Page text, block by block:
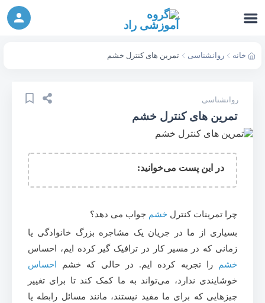
شرکت در ورکشاپ آنلاین
خانه روانشناسی تمرین های کنترل خشم
روانشناسی
تمرین های کنترل خشم
در این پست می‌خوانید:
چرا تمرینات کنترل خشم جواب می دهد؟
بسیاری از ما در جریان یک مشاجره بزرگ خانوادگی یا
زمانی که در مسیر کار در ترافیک گیر کرده ایم، احساس
خشم
را تجربه کرده ایم. در حالی که خشم
احساس
خوشایندی ندارد، می‌تواند به ما کمک کند تا برای تغییر
چیزهایی که برای ما مفید نیستند، مانند مسائل رابطه یا